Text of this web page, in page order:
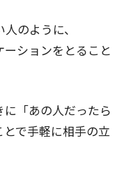
のように、
ションをとること
「あの人だったら
で手軽に相手の立